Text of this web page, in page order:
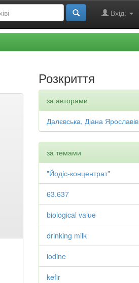
Вхід:
Розкриття
за авторами
Далєвська, Діана
за темами
"Йодіс-концентрат"
63.637
biological value
drinking milk
iodine
kefir